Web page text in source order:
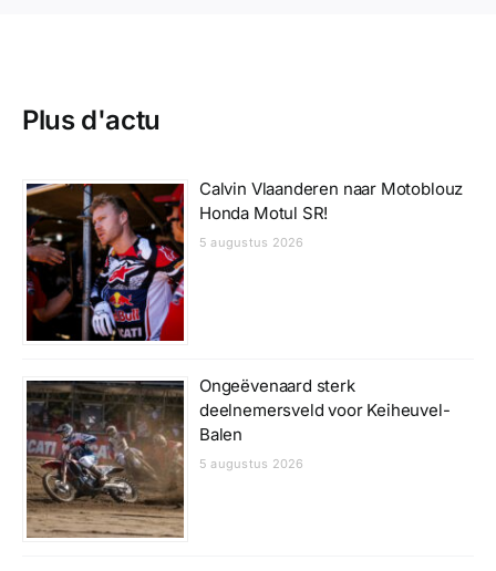
Plus d'actu
Calvin Vlaanderen naar Motoblouz
Honda Motul SR!
5 augustus 2026
Ongeëvenaard sterk
deelnemersveld voor Keiheuvel-
Balen
5 augustus 2026